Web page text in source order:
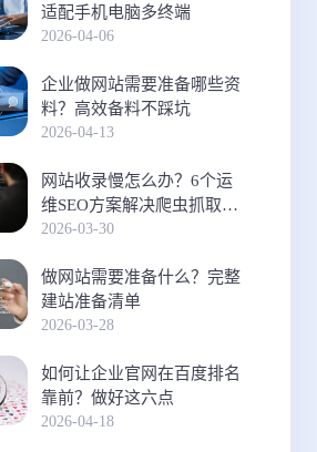
适配手机电脑多终端
2026-04-06
企业做网站需要准备哪些资
料？高效备料不踩坑
2026-04-13
网站收录慢怎么办？6个运
维SEO方案解决爬虫抓取难
题
2026-03-30
做网站需要准备什么？完整
建站准备清单
2026-03-28
如何让企业官网在百度排名
靠前？做好这六点
2026-04-18